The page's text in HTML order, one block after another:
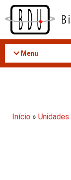
Acessar
conteúdo
Menu
Início » Unidades